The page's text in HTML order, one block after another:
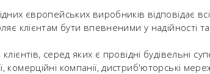
європейських виробників відповідає
клієнтам бути впевненими у надійності та
серед яких є провідні будівельні
комерційні компанії, дистриб'юторські